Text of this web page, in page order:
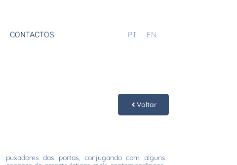
CONTACTOS PT EN
Voltar